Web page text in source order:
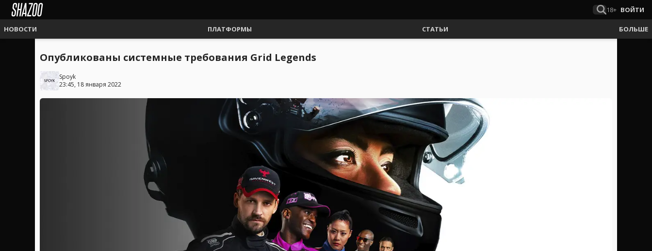
18+ ВОЙТИ
НОВОСТИ ПЛАТФОРМЫ СТАТЬИ БОЛЬШЕ
Опубликованы системные требования Grid Legends
Spoyk
23:45, 18 января 2022